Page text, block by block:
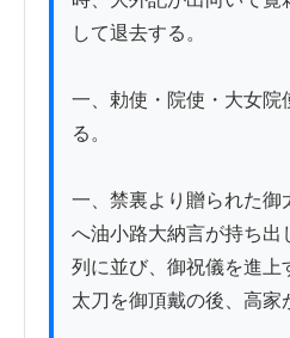
して退去する。
一、勅使・院使・大女院
る。
一、禁裏より贈られた御
へ油小路大納言が持ち出
列に並び、御祝儀を進上
太刀を御頂戴の後、高家